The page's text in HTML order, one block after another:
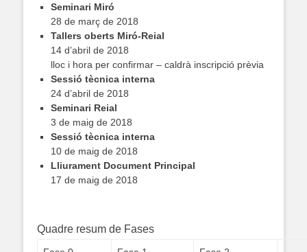
Seminari Miró
28 de març de 2018
Tallers oberts Miró-Reial
14 d’abril de 2018
lloc i hora per confirmar – caldrà inscripció prèvia
Sessió tècnica interna
24 d’abril de 2018
Seminari Reial
3 de maig de 2018
Sessió tècnica interna
10 de maig de 2018
Lliurament Document Principal
17 de maig de 2018
Quadre resum de Fases